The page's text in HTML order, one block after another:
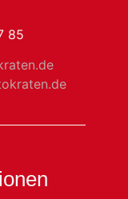
85